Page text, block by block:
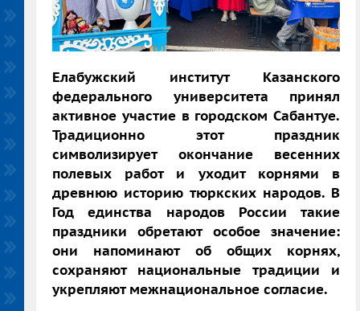
Елабужский институт Казанского
федерального университета принял
активное участие в городском Сабантуе.
Традиционно этот праздник
символизирует окончание весенних
полевых работ и уходит корнями в
древнюю историю тюркских народов. В
Год единства народов России такие
праздники обретают особое значение:
они напоминают об общих корнях,
сохраняют национальные традиции и
укрепляют межнациональное согласие.